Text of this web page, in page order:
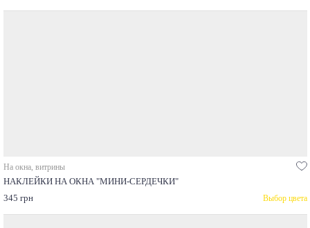
На окна, витрины
НАКЛЕЙКИ НА ОКНА "МИНИ-СЕРДЕЧКИ"
345 грн
Выбор цвета